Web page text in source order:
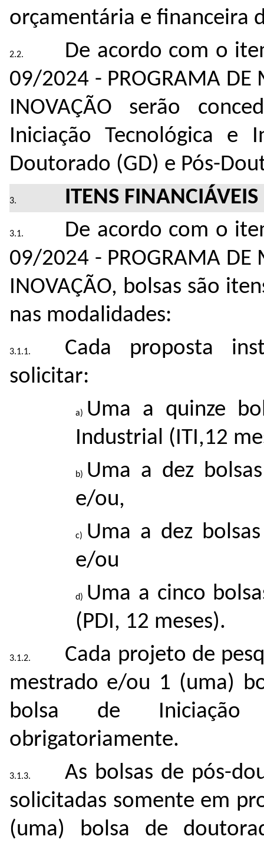
orçamentária e financeira
De acordo com o
09/2024 - PROGRAMA DE
INOVAÇÃO serão
Iniciação Tecnológica e
Doutorado (GD) e Pós-
ITENS FINANCIÁVEIS
De acordo com o
09/2024 - PROGRAMA DE
INOVAÇÃO, bolsas são
nas modalidades:
Cada proposta
solicitar:
Uma a quinze
Industrial (ITI,12
Uma a dez
e/ou,
Uma a dez
e/ou
Uma a cinco
(PDI, 12 meses).
Cada projeto de
mestrado e/ou 1 (uma)
bolsa de Iniciação
obrigatoriamente.
As bolsas de pós-
solicitadas somente em
(uma) bolsa de